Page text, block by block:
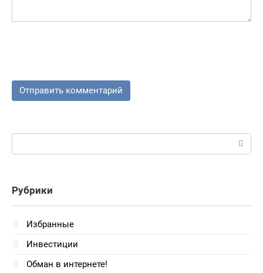
Поиск:
Рубрики
Избранные
Инвестиции
Обман в интернете!